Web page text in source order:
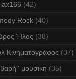
(42)
Rock (40)
Ήλος (38)
Κινηματογράφος (37)
μουσική (35)